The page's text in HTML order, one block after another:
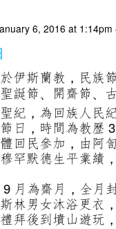
6, 2016 at
斯蘭教，民族
誕節、開齋節、
，為回族人民
日，時間為教歷
回民參加，由阿
罕默德生平業績
為齋月，全月
林男女沐浴更衣
拜後到墳山遊玩